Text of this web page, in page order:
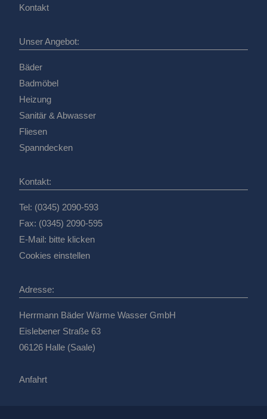
Kontakt
Unser Angebot:
Bäder
Badmöbel
Heizung
Sanitär & Abwasser
Fliesen
Spanndecken
Kontakt:
Tel: (0345) 2090-593
Fax: (0345) 2090-595
E-Mail: bitte klicken
Cookies einstellen
Adresse:
Herrmann Bäder Wärme Wasser GmbH
Eislebener Straße 63
06126 Halle (Saale)
Anfahrt